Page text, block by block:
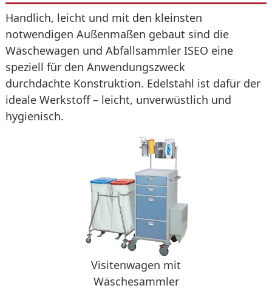
Handlich, leicht und mit den kleinsten
notwendigen Außenmaßen gebaut sind die
Wäschewagen und Abfall­sammler ISEO eine
speziell für den Anwendungszweck
durchdachte Konstruktion. Edelstahl ist dafür der
ideale Werkstoff – leicht, unverwüstlich und
hygienisch.
Visitenwagen mit
Wäschesammler